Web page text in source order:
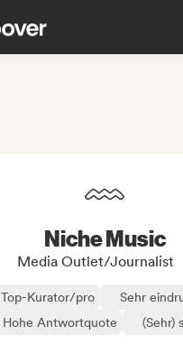
Niche Music
Media Outlet/Journalist
Top-Kurator/pro
Sehr
Hohe Antwortquote
(Sehr)